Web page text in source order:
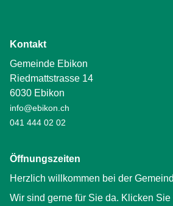
Kontakt
Gemeinde Ebikon
Riedmattstrasse 14
6030 Ebikon
info@ebikon.ch
041 444 02 02
Öffnungszeiten
Herzlich willkommen bei der
Wir sind gerne für Sie da. Klicken Sie